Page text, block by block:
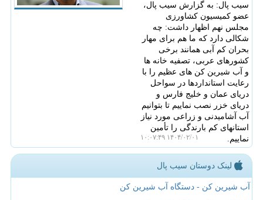
سیب پال: به گزارش سیب پال،
عضو کمیسیون کشاورزی
مجلس نهم اظهار داشت: چه
شکالی دارد که ما هم برای مهار
بحران کم آبی همانند برخی
کشورهای عربی، تصفیه خانه ها
و آب شیرین کن های عظیم را با
رعایت استانداردها در سواحل
دریای عمان و خلیج فارس و
دریای خزر نصب نماییم تا بتوانیم
آب آشامیدنی و زراعی مورد نیاز
استانهای کم بارندگی را تأمین
نماییم.
۱۴۰۴/۰۲/۰۱ ۱۰:۰۷:۴۹
لینک دوستان سیب پال
آب شیرین کن - دستگاه آب شیرین کن